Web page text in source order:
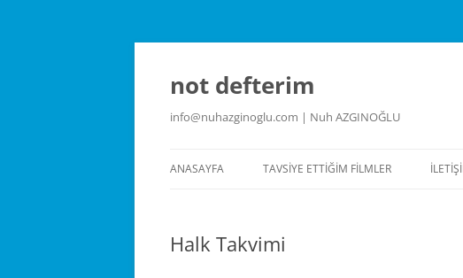
İçeriğe
not defterim
info@nuhazginoglu.com | Nuh AZGINOĞLU
ANASAYFA TAVSIYE ETTIĞIM FILMLER
Halk Takvimi